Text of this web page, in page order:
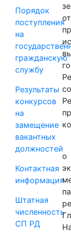
Порядок
поступления
на
гражданскую
службу
Результаты
конкурсов
на
замещение
вакантных
должностей
Контактная
информация
Штатная
численность
СП РД
о